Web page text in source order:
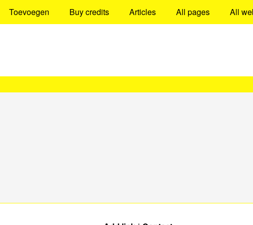
Toevoegen Buy credits Articles All pages All